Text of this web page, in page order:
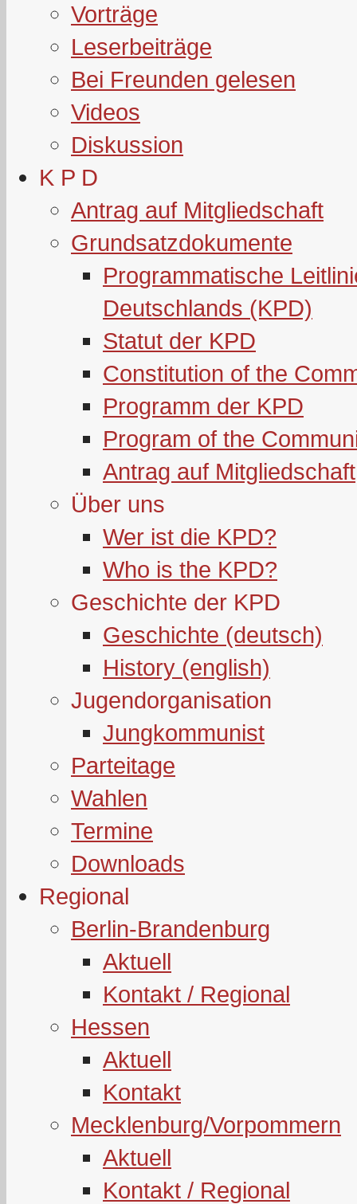
Vorträge
Leserbeiträge
Bei Freunden gelesen
Videos
Diskussion
K P D
Antrag auf Mitgliedschaft
Grundsatzdokumente
Programmatische
Deutschlands (KPD)
Statut der KPD
Constitution of the
Programm der KPD
Program of the
Antrag auf Mitgliedschaft
Über uns
Wer ist die KPD?
Who is the KPD?
Geschichte der KPD
Geschichte (deutsch)
History (english)
Jugendorganisation
Jungkommunist
Parteitage
Wahlen
Termine
Downloads
Regional
Berlin-Brandenburg
Aktuell
Kontakt / Regional
Hessen
Aktuell
Kontakt
Mecklenburg/Vorpommern
Aktuell
Kontakt / Regional